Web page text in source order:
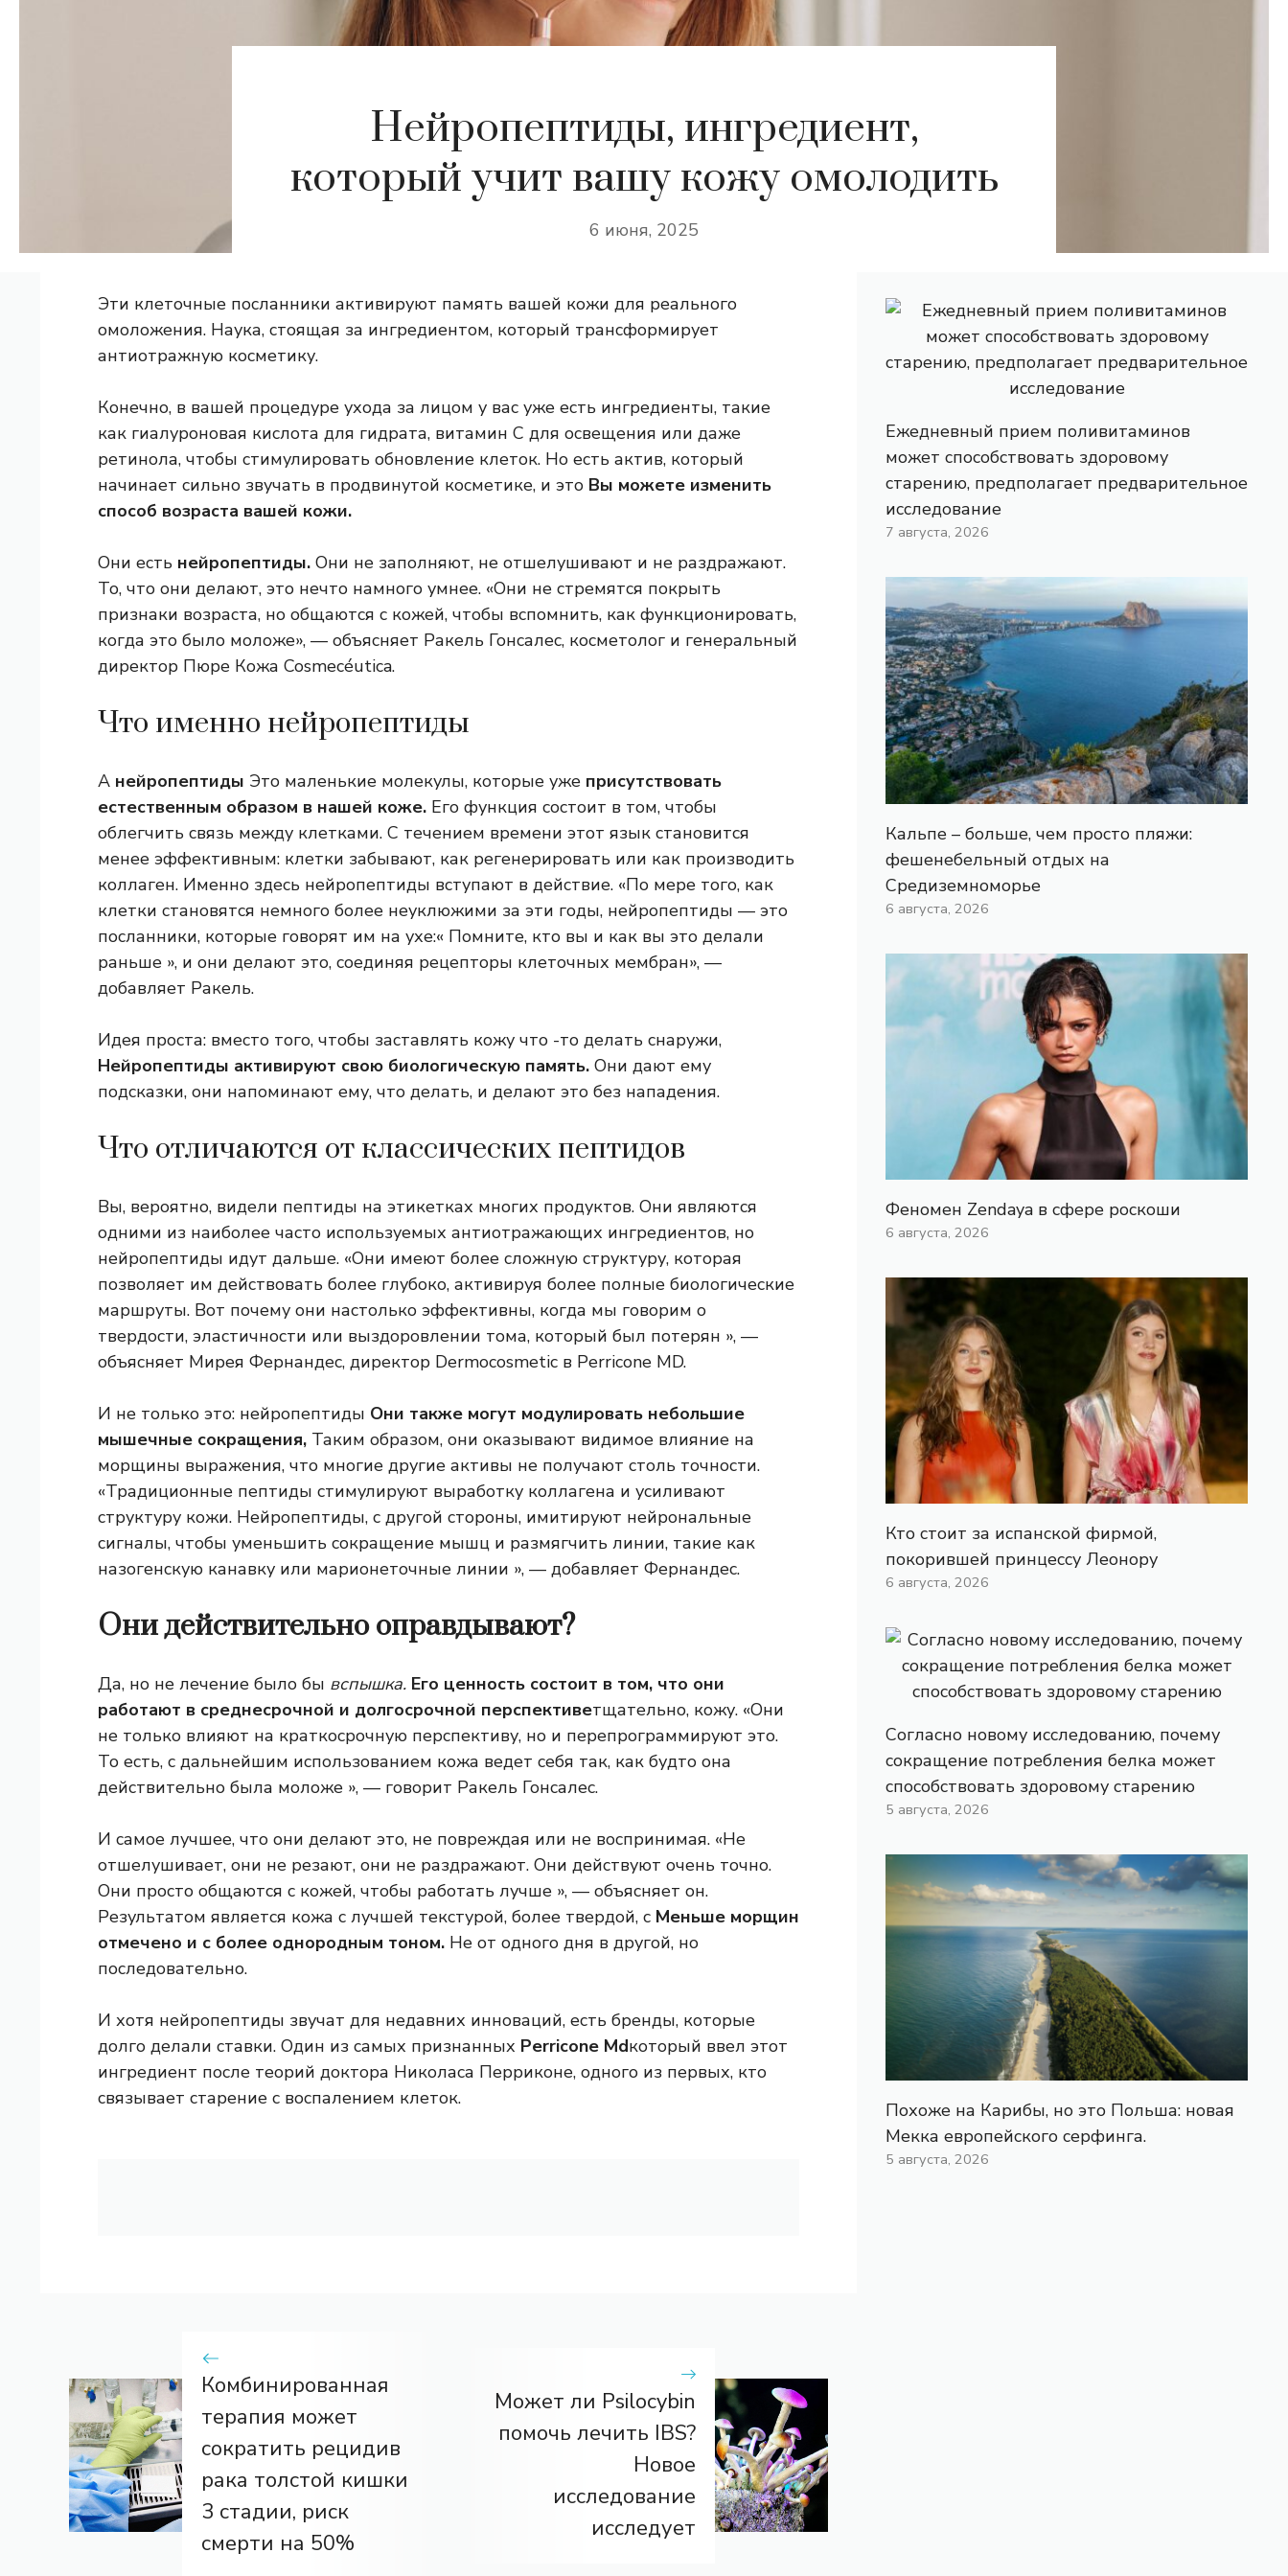
Нейропептиды, ингредиент,
который учит вашу кожу омолодить
6 июня, 2025
Эти клеточные посланники активируют память вашей кожи для реального
омоложения. Наука, стоящая за ингредиентом, который трансформирует
антиотражную косметику.
Конечно, в вашей процедуре ухода за лицом у вас уже есть ингредиенты, такие
как гиалуроновая кислота для гидрата, витамин С для освещения или даже
ретинола, чтобы стимулировать обновление клеток. Но есть актив, который
начинает сильно звучать в продвинутой косметике, и это Вы можете изменить
способ возраста вашей кожи.
Они есть нейропептиды. Они не заполняют, не отшелушивают и не раздражают.
То, что они делают, это нечто намного умнее. «Они не стремятся покрыть
признаки возраста, но общаются с кожей, чтобы вспомнить, как функционировать,
когда это было моложе», — объясняет Ракель Гонсалес, косметолог и генеральный
директор Пюре Кожа Cosmecéutica.
Что именно нейропептиды
А нейропептиды Это маленькие молекулы, которые уже присутствовать
естественным образом в нашей коже. Его функция состоит в том, чтобы
облегчить связь между клетками. С течением времени этот язык становится
менее эффективным: клетки забывают, как регенерировать или как производить
коллаген. Именно здесь нейропептиды вступают в действие. «По мере того, как
клетки становятся немного более неуклюжими за эти годы, нейропептиды — это
посланники, которые говорят им на ухе:« Помните, кто вы и как вы это делали
раньше », и они делают это, соединяя рецепторы клеточных мембран», —
добавляет Ракель.
Идея проста: вместо того, чтобы заставлять кожу что -то делать снаружи,
Нейропептиды активируют свою биологическую память. Они дают ему
подсказки, они напоминают ему, что делать, и делают это без нападения.
Что отличаются от классических пептидов
Вы, вероятно, видели пептиды на этикетках многих продуктов. Они являются
одними из наиболее часто используемых антиотражающих ингредиентов, но
нейропептиды идут дальше. «Они имеют более сложную структуру, которая
позволяет им действовать более глубоко, активируя более полные биологические
маршруты. Вот почему они настолько эффективны, когда мы говорим о
твердости, эластичности или выздоровлении тома, который был потерян », —
объясняет Мирея Фернандес, директор Dermocosmetic в Perricone MD.
И не только это: нейропептиды Они также могут модулировать небольшие
мышечные сокращения, Таким образом, они оказывают видимое влияние на
морщины выражения, что многие другие активы не получают столь точности.
«Традиционные пептиды стимулируют выработку коллагена и усиливают
структуру кожи. Нейропептиды, с другой стороны, имитируют нейрональные
сигналы, чтобы уменьшить сокращение мышц и размягчить линии, такие как
назогенскую канавку или марионеточные линии », — добавляет Фернандес.
Они действительно оправдывают?
Да, но не лечение было бы вспышка. Его ценность состоит в том, что они
работают в среднесрочной и долгосрочной перспективетщательно, кожу. «Они
не только влияют на краткосрочную перспективу, но и перепрограммируют это.
То есть, с дальнейшим использованием кожа ведет себя так, как будто она
действительно была моложе », — говорит Ракель Гонсалес.
И самое лучшее, что они делают это, не повреждая или не воспринимая. «Не
отшелушивает, они не резают, они не раздражают. Они действуют очень точно.
Они просто общаются с кожей, чтобы работать лучше », — объясняет он.
Результатом является кожа с лучшей текстурой, более твердой, с Меньше морщин
отмечено и с более однородным тоном. Не от одного дня в другой, но
последовательно.
И хотя нейропептиды звучат для недавних инноваций, есть бренды, которые
долго делали ставки. Один из самых признанных Perricone Mdкоторый ввел этот
ингредиент после теорий доктора Николаса Перриконе, одного из первых, кто
связывает старение с воспалением клеток.
Комбинированная
терапия может
сократить рецидив
рака толстой кишки
3 стадии, риск
смерти на 50%
Может ли Psilocybin
помочь лечить IBS?
Новое
исследование
исследует
Ежедневный прием поливитаминов
может способствовать здоровому
старению, предполагает предварительное
исследование
7 августа, 2026
Кальпе – больше, чем просто пляжи:
фешенебельный отдых на
Средиземноморье
6 августа, 2026
Феномен Zendaya в сфере роскоши
6 августа, 2026
Кто стоит за испанской фирмой,
покорившей принцессу Леонору
6 августа, 2026
Согласно новому исследованию, почему
сокращение потребления белка может
способствовать здоровому старению
5 августа, 2026
Похоже на Карибы, но это Польша: новая
Мекка европейского серфинга.
5 августа, 2026